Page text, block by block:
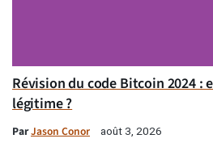
Révision du code Bitcoin 2024 :
légitime ?
ParJason Conor août 3, 2026